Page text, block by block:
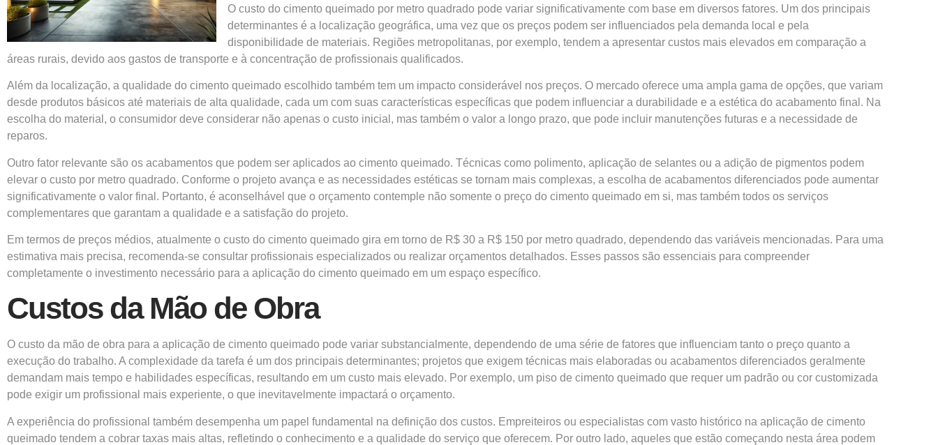
O custo do cimento queimado por metro quadrado pode variar significativamente com base em diversos fatores. Um dos principais
determinantes é a localização geográfica, uma vez que os preços podem ser influenciados pela demanda local e pela
disponibilidade de materiais. Regiões metropolitanas, por exemplo, tendem a apresentar custos mais elevados em comparação a
áreas rurais, devido aos gastos de transporte e à concentração de profissionais qualificados.
Além da localização, a qualidade do cimento queimado escolhido também tem um impacto considerável nos preços. O mercado oferece uma ampla gama de opções, que variam
desde produtos básicos até materiais de alta qualidade, cada um com suas características específicas que podem influenciar a durabilidade e a estética do acabamento final. Na
escolha do material, o consumidor deve considerar não apenas o custo inicial, mas também o valor a longo prazo, que pode incluir manutenções futuras e a necessidade de
reparos.
Outro fator relevante são os acabamentos que podem ser aplicados ao cimento queimado. Técnicas como polimento, aplicação de selantes ou a adição de pigmentos podem
elevar o custo por metro quadrado. Conforme o projeto avança e as necessidades estéticas se tornam mais complexas, a escolha de acabamentos diferenciados pode aumentar
significativamente o valor final. Portanto, é aconselhável que o orçamento contemple não somente o preço do cimento queimado em si, mas também todos os serviços
complementares que garantam a qualidade e a satisfação do projeto.
Em termos de preços médios, atualmente o custo do cimento queimado gira em torno de R$ 30 a R$ 150 por metro quadrado, dependendo das variáveis mencionadas. Para uma
estimativa mais precisa, recomenda-se consultar profissionais especializados ou realizar orçamentos detalhados. Esses passos são essenciais para compreender
completamente o investimento necessário para a aplicação do cimento queimado em um espaço específico.
Custos da Mão de Obra
O custo da mão de obra para a aplicação de cimento queimado pode variar substancialmente, dependendo de uma série de fatores que influenciam tanto o preço quanto a
execução do trabalho. A complexidade da tarefa é um dos principais determinantes; projetos que exigem técnicas mais elaboradas ou acabamentos diferenciados geralmente
demandam mais tempo e habilidades específicas, resultando em um custo mais elevado. Por exemplo, um piso de cimento queimado que requer um padrão ou cor customizada
pode exigir um profissional mais experiente, o que inevitavelmente impactará o orçamento.
A experiência do profissional também desempenha um papel fundamental na definição dos custos. Empreiteiros ou especialistas com vasto histórico na aplicação de cimento
queimado tendem a cobrar taxas mais altas, refletindo o conhecimento e a qualidade do serviço que oferecem. Por outro lado, aqueles que estão começando nesta área podem